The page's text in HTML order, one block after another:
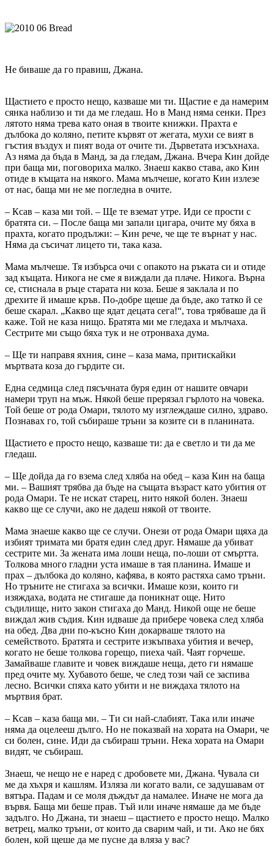
Не биваше да го правиш, Джана.
Щастието е просто нещо, казваше ми ти. Щастие е да намерим
сянка наблизо и ти да ме гледаш. Но в Манд няма сенки. През
лятото няма трева като оная в твоите книжки. Прахта е
дълбока до коляно, петите кървят от жегата, мухи се вият в
гъстия въздух и пият вода от очите ти. Дърветата изсъхнаха.
Аз няма да бъда в Манд, за да гледам, Джана. Вчера Кин дойде
при баща ми, поговориха малко. Знаеш какво става, ако Кин
отиде в къщата на някого. Мама мълчеше, когато Кин излезе
от нас, баща ми не ме погледна в очите.
– Ксав – каза ми той. – Ще те вземат утре. Иди се прости с
братята си. – После баща ми запали цигара, очите му бяха в
прахта, когато продължи: – Кин рече, че ще те върнат у нас.
Няма да съсичат лицето ти, така каза.
Мама мълчеше. Тя избърса очи с опакото на ръката си и отиде
зад къщата. Никога не сме я виждали да плаче. Никога. Върна
се, стиснала в ръце старата ни коза. Беше я заклала и по
дрехите й имаше кръв. По-добре щеше да бъде, ако татко й се
беше скарал. „Какво ще ядат децата сега!“, това трябваше да й
каже. Той не каза нищо. Братята ми ме гледаха и мълчаха.
Сестрите ми също бяха тук и не отронваха дума.
– Ще ти направя яхния, сине – каза мама, притискайки
мъртвата коза до гърдите си.
Една седмица след пясъчната буря един от нашите овчари
намери труп на мъж. Някой беше прерязал гърлото на човека.
Той беше от рода Омари, тялото му изглеждаше силно, здраво.
Познавах го, той събираше тръни за козите си в планината.
Щастието е просто нещо, казваше ти: да е светло и ти да ме
гледаш.
– Ще дойда да го взема след хляба на обед – каза Кин на баща
ми. – Вашият трябва да бъде на същата възраст като убития от
рода Омари. Те не искат старец, нито някой болен. Знаеш
какво ще се случи, ако не дадеш някой от твоите.
Мама знаеше какво ще се случи. Онези от рода Омари щяха да
избият тримата ми братя един след друг. Нямаше да убиват
сестрите ми. За жената има лоши неща, по-лоши от смъртта.
Толкова много гладни уста имаше в тая планина. Имаше и
прах – дълбока до коляно, кафява, в която растяха само тръни.
Но тръните не стигаха за всички. Имаше кози, които ги
изяждаха, водата не стигаше да поникнат още. Нито
съдилище, нито закон стигаха до Манд. Никой още не беше
виждал жив съдия. Кин идваше да прибере човека след хляба
на обед. Два дни по-късно Кин докарваше тялото на
семейството. Братята и сестрите изкъпваха убития и вечер,
когато не беше толкова горещо, пиеха чай. Чаят горчеше.
Замайваше главите и човек виждаше неща, дето ги нямаше
пред очите му. Хубавото беше, че след този чай се заспива
лесно. Всички спяха като убити и не виждаха тялото на
мъртвия брат.
– Ксав – каза баща ми. – Ти си най-слабият. Така или иначе
няма да оцелееш дълго. Но не показвай на хората на Омари, че
си болен, сине. Иди да събираш тръни. Нека хората на Омари
видят, че събираш.
Знаеш, че нещо не е наред с дробовете ми, Джана. Чувала си
ме да хъхря и кашлям. Изляза ли когато вали, се задушавам от
вятъра. Падам и се моля дъждът да намалее. Иначе не мога да
вървя. Баща ми беше прав. Тъй или иначе нямаше да ме бъде
задълго. Но Джана, ти знаеш – щастието е просто нещо. Малко
ветрец, малко тръни, от които да сварим чай, и ти. Ако не бях
болен, кой щеше да ме пусне да вляза у вас?